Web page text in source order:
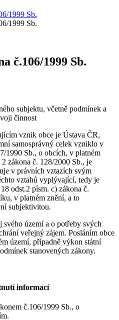
1999 Sb.
1999 Sb.
č.106/1999 Sb.
subjektu, včetně podmínek a
činnost
vznik obce je Ústava ČR,
samosprávný celek vzniklo v
1990 Sb., o obcích, v platném
zákona č. 128/2000 Sb., je
v právních vztazích svým
vztahů vyplývající, tedy je
odst.2 písm. c) zákona č.
v platném znění, a to
subjektivitou.
svého území a o potřeby svých
veřejný zájem. Posláním obce
území, případně výkon státní
stanovených zákony.
informací
č.106/1999 Sb., o